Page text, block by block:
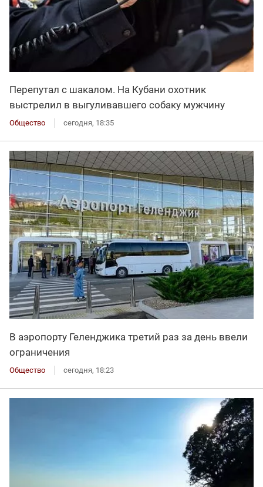
Перепутал с шакалом. На Кубани охотник
выстрелил в выгуливавшего собаку мужчину
Общество сегодня, 18:35
В аэропорту Геленджика третий раз за день ввели
ограничения
Общество сегодня, 18:23